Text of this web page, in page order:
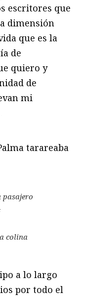
escritores que
dimensión
que es la
de
quiero y
de
mi
tarareaba
pasajero
colina
a lo largo
por todo el